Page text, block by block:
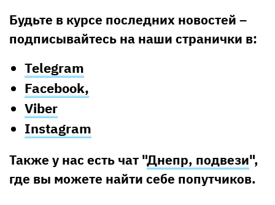
Будьте в курсе последних новостей –
подписывайтесь на наши странички в:
Telegram
Facebook,
Viber
Instagram
Также у нас есть чат "Днепр, подвези",
где вы можете найти себе попутчиков.